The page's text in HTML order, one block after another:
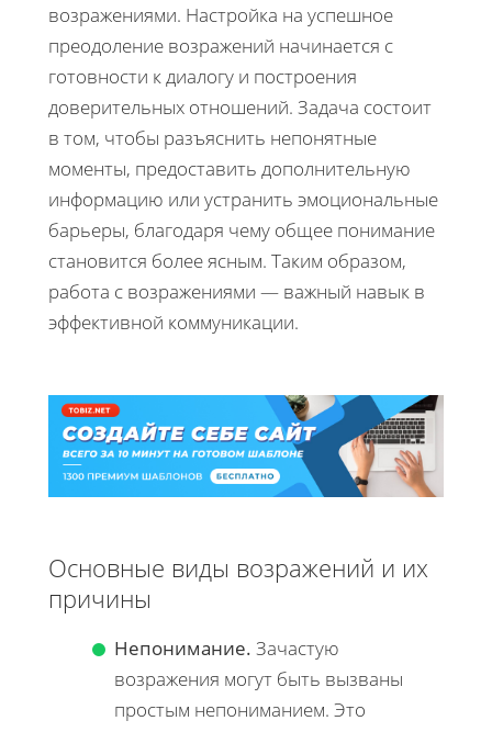
возражениями. Настройка на успешное
преодоление возражений начинается с
готовности к диалогу и построения
доверительных отношений. Задача состоит
в том, чтобы разъяснить непонятные
моменты, предоставить дополнительную
информацию или устранить эмоциональные
барьеры, благодаря чему общее понимание
становится более ясным. Таким образом,
работа с возражениями — важный навык в
эффективной коммуникации.
Основные виды возражений и их
причины
Непонимание. Зачастую
возражения могут быть вызваны
простым непониманием. Это